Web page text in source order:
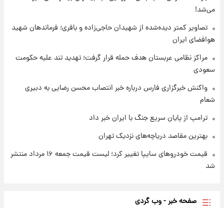
شارژ جدید کالابرگ برای سه دهک؛ جزئیات اعلام
می‌شد!
تصاویر کمتر دیده‌شده از شهیدان حاجی‌زاده و باقری؛ فرماندهان شهید
هوافضای ایران
مراکز نظامی عربستان هدف حمله قرار گرفت؛ تهدید تند علیه حکومت
سعودی
واکنش خبرگزاری فارس درباره خبر انتصاب محسن رضایی به دبیری
شعام
ترامپ از پایان سریع جنگ با ایران خبر داد
بهترین مقاصد دریاچه‌های نزدیک تهران
قیمت خودروهای سایپا تغییر کرد؛ لیست قیمت جمعه ۱۶ مرداد منتشر
شد
صفحه خبر - وب گردی